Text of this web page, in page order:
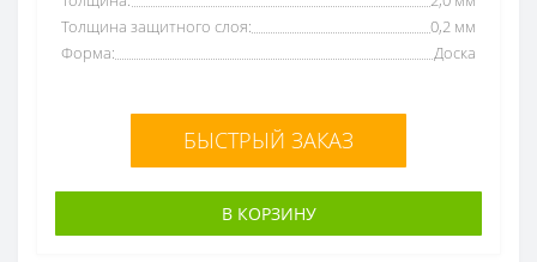
Толщина защитного слоя:
0,2 мм
Форма:
Доска
БЫСТРЫЙ ЗАКАЗ
В КОРЗИНУ